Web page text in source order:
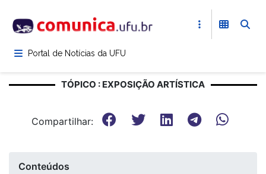
para
conteúdoPortal de Notícias da UFU
TÓPICO : EXPOSIÇÃO ARTÍSTICA
Compartilhar:
Conteúdos